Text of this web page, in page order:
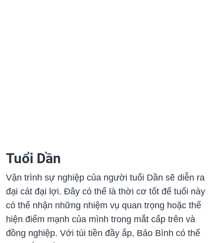
Tuổi Dần
Vận trình sự nghiệp của người tuổi Dần sẽ diễn ra
đại cát đại lợi. Đây có thể là thời cơ tốt để tuổi này
có thể nhận những nhiệm vụ quan trọng hoặc thể
hiện điểm mạnh của mình trong mắt cấp trên và
đồng nghiệp. Với túi tiền đầy ắp, Bảo Bình có thể